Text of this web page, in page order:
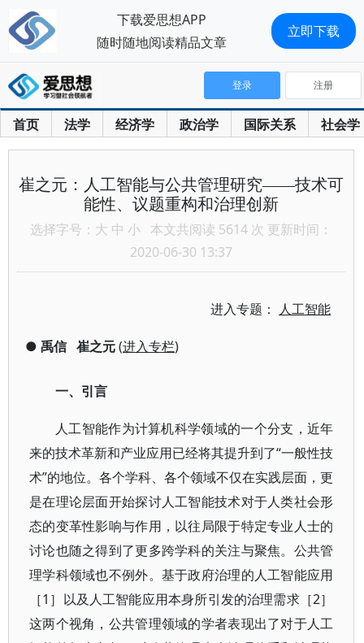
首页 法学 经济学 政治学 国际关系 社会学
登录 注册
崔之元：人工智能与公共管理研究——技术可
能性、议题重构和治理创新
选择字号： 大 中 小 本文共阅读 5614 次 更新时间：
2020-06-30 13:37
进入专题： 人工智能
● 禹信 崔之元(进入专栏)
一、引言
人工智能作为计算机科学领域的一个分支，近年
来的技术革新和产业应用已经将其提升到了“一般性技
术”的地位。各个学科、各个领域不仅在实践层面，更
是在理论层面开始探讨人工智能技术对于人类社会形
态的变革性影响与作用，以往局限于特定专业人士的
讨论也随之得到了更多跨学科的关注与聚焦。公共管
理学科领域也不例外。基于政府治理的人工智能应用
［1］以及人工智能应用本身所引发的治理需求［2］
这两个视角，公共管理领域的学者表现出了对于人工
下载爱思想APP
随时随地阅读精品文章
立即下载